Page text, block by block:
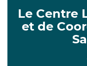
Le Centre
et de